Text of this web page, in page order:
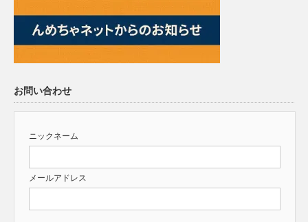
お問い合わせ
ニックネーム
メールアドレス